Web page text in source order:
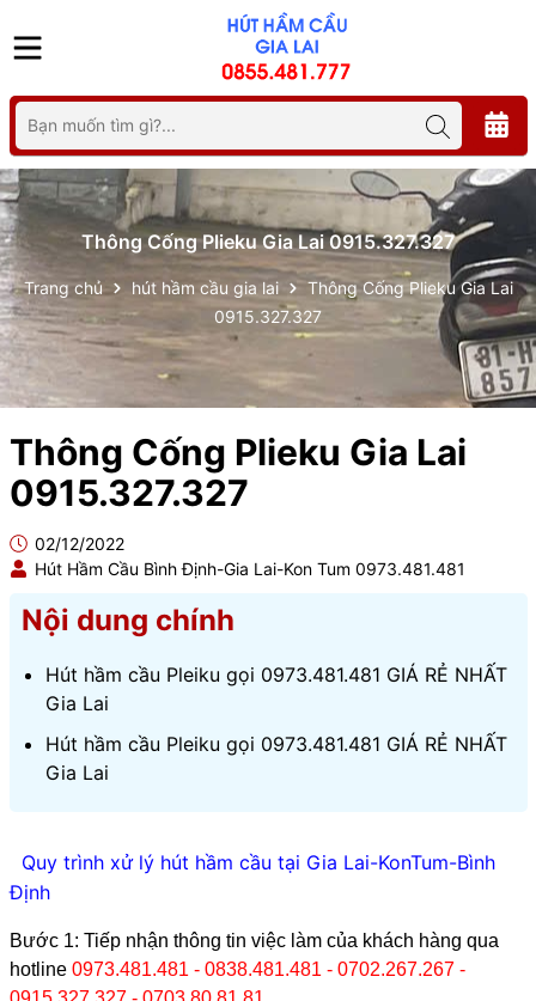
Thông Cống Plieku Gia Lai 0915.327.327
Trang chủ hút hầm cầu gia lai
Thông Cống Plieku Gia Lai
0915.327.327
Thông Cống Plieku Gia Lai
0915.327.327
02/12/2022
Hút Hầm Cầu Bình Định-Gia Lai-Kon Tum 0973.481.481
Nội dung chính
Hút hầm cầu Pleiku gọi 0973.481.481 GIÁ RẺ NHẤT
Gia Lai
Hút hầm cầu Pleiku gọi 0973.481.481 GIÁ RẺ NHẤT
Gia Lai
Quy trình xử lý hút hầm cầu tại Gia Lai-KonTum-Bình
Định
Bước 1: Tiếp nhận thông tin việc làm của khách hàng qua
hotline 0973.481.481 - 0838.481.481 - 0702.267.267 -